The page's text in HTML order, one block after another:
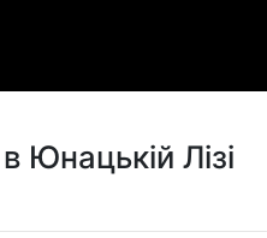
Юнацькій Лізі